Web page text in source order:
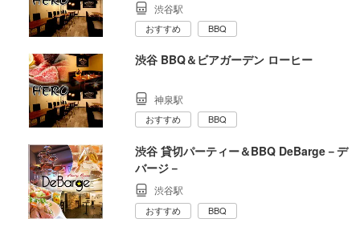
渋谷駅
おすすめ BBQ
渋谷 BBQ＆ビアガーデン ローヒー
神泉駅
おすすめ BBQ
渋谷 貸切パーティー＆BBQ DeBarge－デ
バージ－
渋谷駅
おすすめ BBQ